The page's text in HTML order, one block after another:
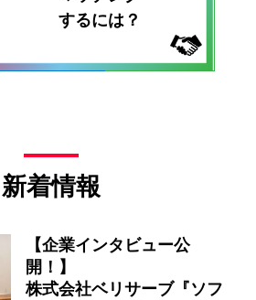
するには？
新着情報
【企業インタビュー公
開！】
株式会社ベリサーブ『ソフ